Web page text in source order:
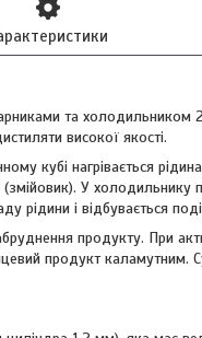
та холодильником
високої якості.
кубі нагрівається
У холодильнику
рідини і відбувається
продукту. При
продукт каламутним.